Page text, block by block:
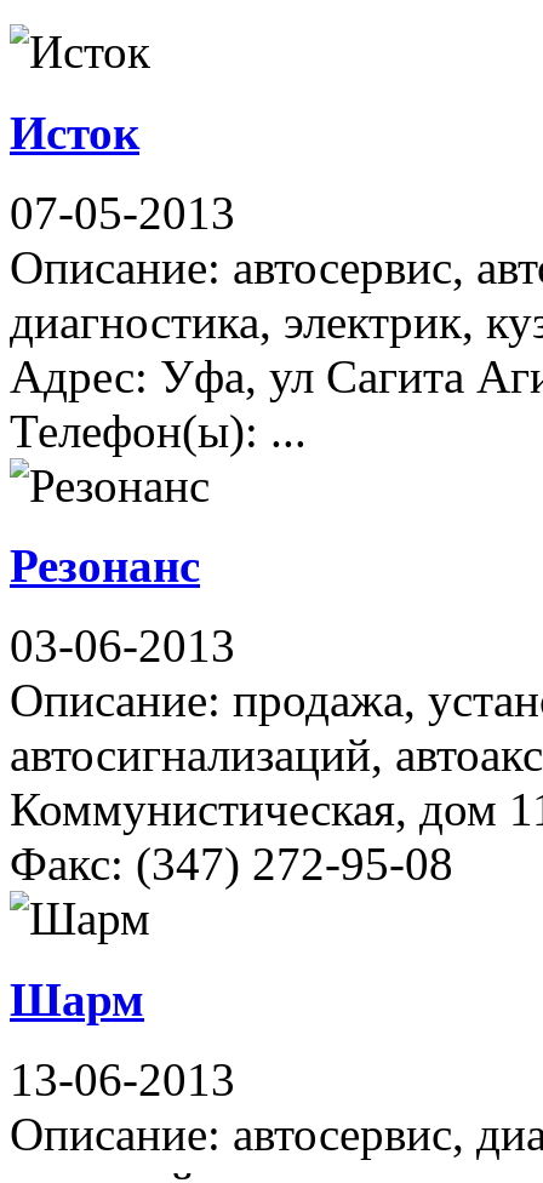
Исток
07-05-2013
Описание: автосервис,
диагностика, электрик,
Адрес: Уфа, ул Сагита
Телефон(ы): ...
Резонанс
03-06-2013
Описание: продажа,
автосигнализаций,
Коммунистическая, дом
Факс: (347) 272-95-08
Шарм
13-06-2013
Описание: автосервис,